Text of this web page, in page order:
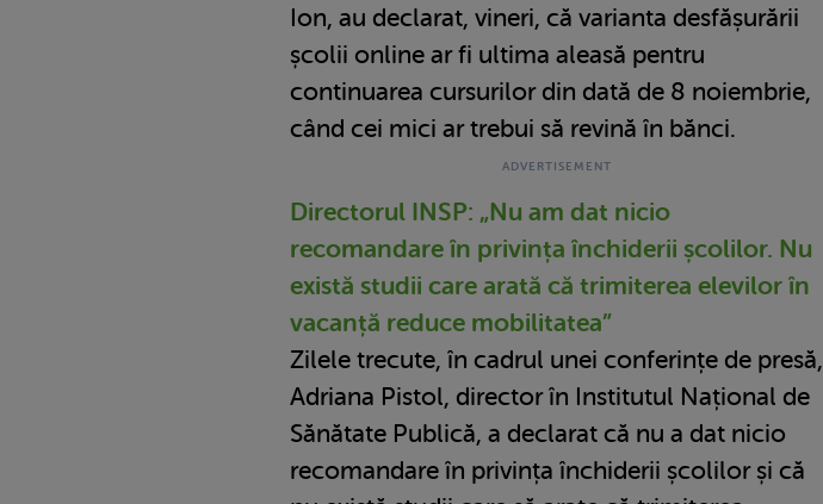
Ion, au declarat, vineri, că varianta desfășurării
școlii online ar fi ultima aleasă pentru
continuarea cursurilor din dată de 8 noiembrie,
când cei mici ar trebui să revină în bănci.
Directorul INSP: „Nu am dat nicio
recomandare în privința închiderii școlilor. Nu
există studii care arată că trimiterea elevilor în
vacanță reduce mobilitatea”
Zilele trecute, în cadrul unei conferințe de presă,
Adriana Pistol, director în Institutul Național de
Sănătate Publică, a declarat că nu a dat nicio
recomandare în privința închiderii școlilor și că